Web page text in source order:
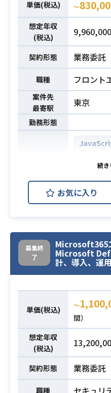
案構成案
・エンジ
プットを
ができる
必須スキル
ge Online
験
・資料作
設計書な
・コミュ
に動ける
単価(税込) 〜
想定年収
(税込)
契約形態 業務委託
職種 フロント
案件先
最寄駅
東京
勤務形態
React.js
gulp
業務内容
・婚活サ
デザイナ
し、PC,
ただきま
※ディレ
なります
イナーや
ミュニケ
たいシー
■スキル
設計/実
お気に入り
募集終
了
Microsoft365
Microsoft
計、導入、運
単価(税込) 〜
間）
想定年収
(税込)
契約形態 業務委託
職種 セキュリ